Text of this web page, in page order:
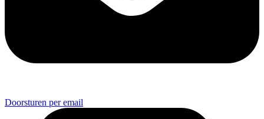
Doorsturen per email